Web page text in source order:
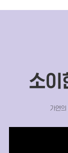
소이
가연